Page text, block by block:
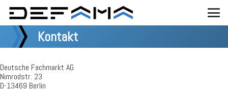
Kontakt
Deutsche Fachmarkt AG
Nimrodstr. 23
D-13469 Berlin